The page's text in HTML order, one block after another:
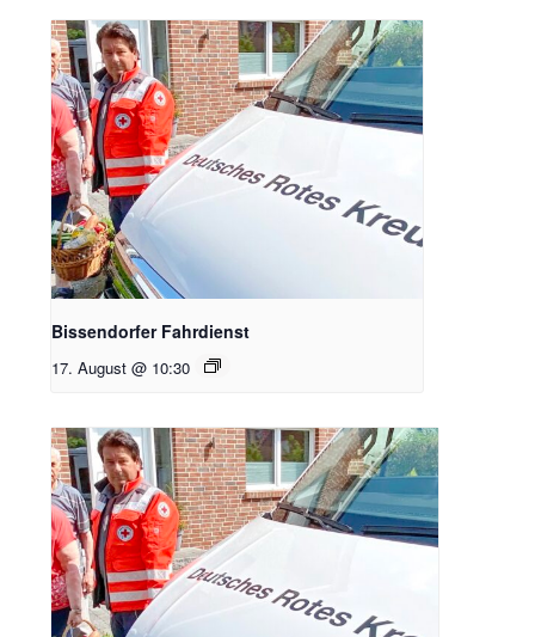
Bissendorfer Fahrdienst
17. August @ 10:30